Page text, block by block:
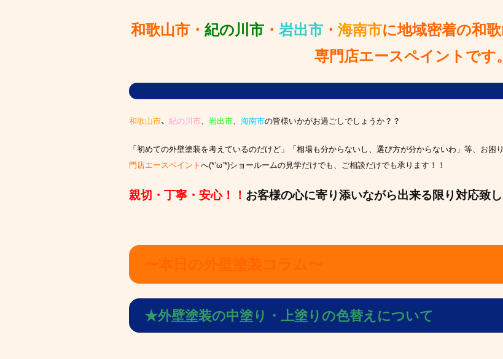
和歌山市・紀の川市 ・岩出市 ・海南市に地域密着の和
専門店エースペイントです。
和歌山市、 紀の川市 岩出市 海南市の皆様いかがお過ごしでしょうか？？
「初めての外壁塗装を考えているのだけど」「相場も分からないし、選び方が分からないわ」 等、お困
門店エースペイント へ(*’ω’*)ショールームの見学だけでも、ご相談だけでも承ります！！
親切・丁寧・安心！！ お客様の心に寄り添いながら出来る限り対応致し
★外壁塗装の中塗り・上塗りの色替えについて